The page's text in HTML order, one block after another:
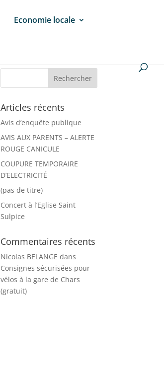
Economie locale
Articles récents
Avis d’enquête publique
AVIS AUX PARENTS – ALERTE
ROUGE CANICULE
COUPURE TEMPORAIRE
D’ELECTRICITÉ
(pas de titre)
Concert à l’Eglise Saint
Sulpice
Commentaires récents
Nicolas BELANGE dans
Consignes sécurisées pour
vélos à la gare de Chars
(gratuit)